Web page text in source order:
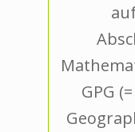
GPG